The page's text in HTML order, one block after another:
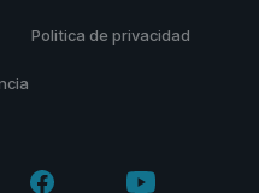
Politica de privacidad